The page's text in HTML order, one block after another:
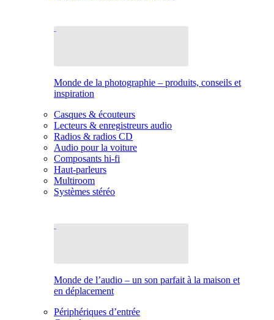
Monde de la photographie – produits, conseils et
inspiration
Casques & écouteurs
Lecteurs & enregistreurs audio
Radios & radios CD
Audio pour la voiture
Composants hi-fi
Haut-parleurs
Multiroom
Systèmes stéréo
Monde de l’audio – un son parfait à la maison et
en déplacement
Périphériques d’entrée